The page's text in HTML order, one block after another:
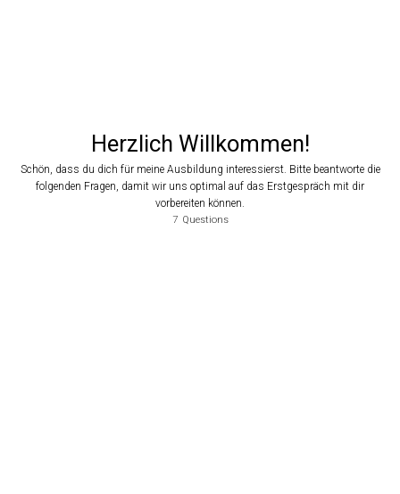
Herzlich Willkommen!
Schön, dass du dich für meine Ausbildung interessierst. Bitte beantworte die
folgenden Fragen, damit wir uns optimal auf das Erstgespräch mit dir
vorbereiten können.
7 Questions